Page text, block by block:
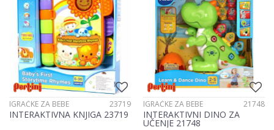
IGRAČKE ZA BEBE 23719
INTERAKTIVNA KNJIGA 23719
IGRAČKE ZA BEBE 21748
INTERAKTIVNI DINO ZA
UČENJE 21748